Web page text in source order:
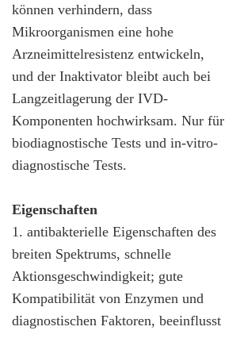
können verhindern, dass
Mikroorganismen eine hohe
Arzneimittelresistenz entwickeln,
und der Inaktivator bleibt auch bei
Langzeitlagerung der IVD-
Komponenten hochwirksam. Nur für
biodiagnostische Tests und in-vitro-
diagnostische Tests.
Eigenschaften
1. antibakterielle Eigenschaften des
breiten Spektrums, schnelle
Aktionsgeschwindigkeit; gute
Kompatibilität von Enzymen und
diagnostischen Faktoren, beeinflusst